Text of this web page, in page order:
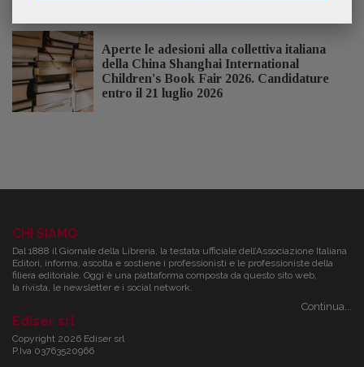
Aperte le adesioni alla collettiva italiana
della China Shanghai International
Children's Book Fair 2026. Candidature
entro il 21 luglio 2026
CHI SIAMO
Dal 1888 il Giornale della Libreria, la testata ufficiale dell’Associazione Italiana
Editori, informa, ascolta e sostiene i professionisti e le professioniste della
filiera editoriale. Oggi è una piattaforma composta da questo sito web,
la rivista, le newsletter e i social network.
Continua...
Ediser srl
Copyright 2026 Ediser srl
P.Iva 03763520966